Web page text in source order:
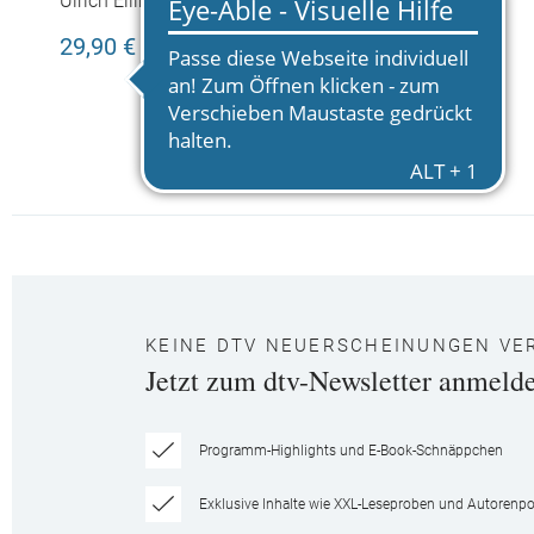
Lieferkette
29,90 €
KEINE DTV NEUERSCHEINUNGEN
Jetzt zum dtv-Newsletter
Programm-Highlights und E-Book-Schnäppchen
Exklusive Inhalte wie XXL-Leseproben und